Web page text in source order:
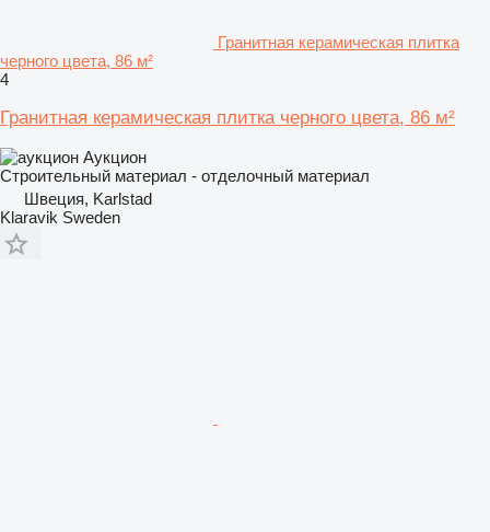
Гранитная керамическая плитка
черного цвета, 86 м²
4
Гранитная керамическая плитка черного цвета, 86 м²
Аукцион
Строительный материал - отделочный материал
Швеция, Karlstad
Klaravik Sweden